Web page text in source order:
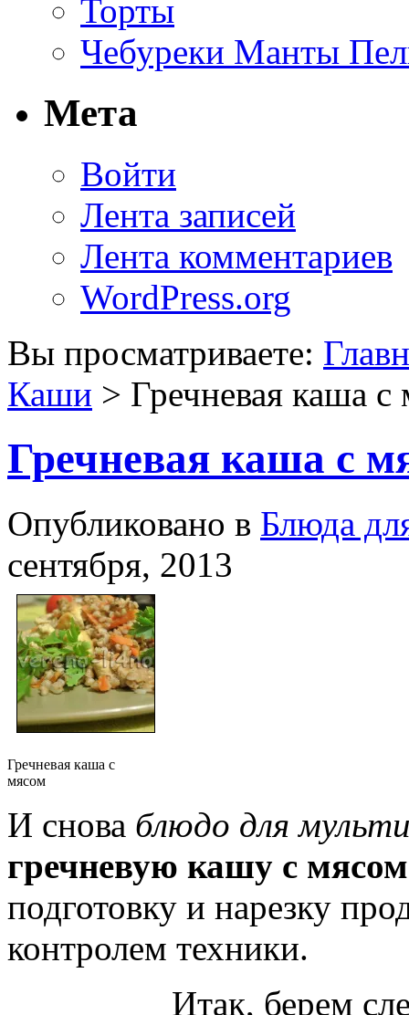
Торты
Чебуреки Манты
Мета
Войти
Лента записей
Лента комментариев
WordPress.org
Вы просматриваете:
Каши > Гречневая каша с
Гречневая каша с
Опубликовано в Блюда
сентября, 2013
Гречневая каша с
мясом
И снова блюдо для
гречневую кашу с мясом
подготовку и нарезку
контролем техники.
Итак, берем